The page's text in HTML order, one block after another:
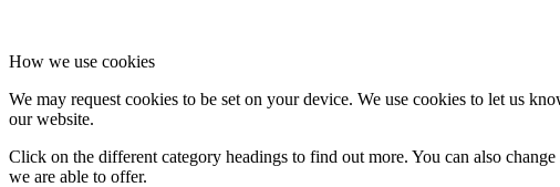
How we use cookies
We may request cookies to be set on your device. We use cookies to let us
our website.
Click on the different category headings to find out more. You can also
we are able to offer.